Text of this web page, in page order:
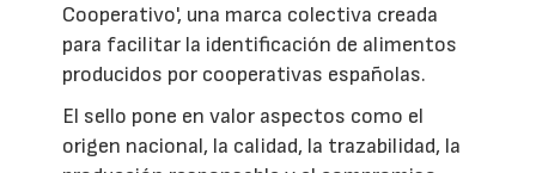
Cooperativo', una marca colectiva creada
para facilitar la identificación de alimentos
producidos por cooperativas españolas.
El sello pone en valor aspectos como el
origen nacional, la calidad, la trazabilidad, la